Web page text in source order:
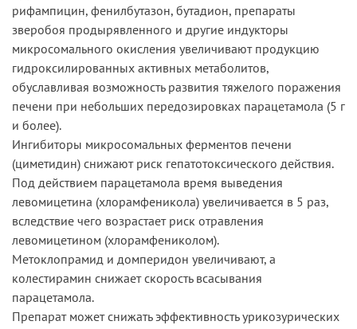
рифампицин, фенилбутазон, бутадион, препараты
зверобоя продырявленного и другие индукторы
микросомального окисления увеличивают продукцию
гидроксилированных активных метаболитов,
обуславливая возможность развития тяжелого поражения
печени при небольших передозировках парацетамола (5 г
и более).
Ингибиторы микросомальных ферментов печени
(циметидин) снижают риск гепатотоксического действия.
Под действием парацетамола время выведения
левомицетина (хлорамфеникола) увеличивается в 5 раз,
вследствие чего возрастает риск отравления
левомицетином (хлорамфениколом).
Метоклопрамид и домперидон увеличивают, а
колестирамин снижает скорость всасывания
парацетамола.
Препарат может снижать эффективность урикозурических